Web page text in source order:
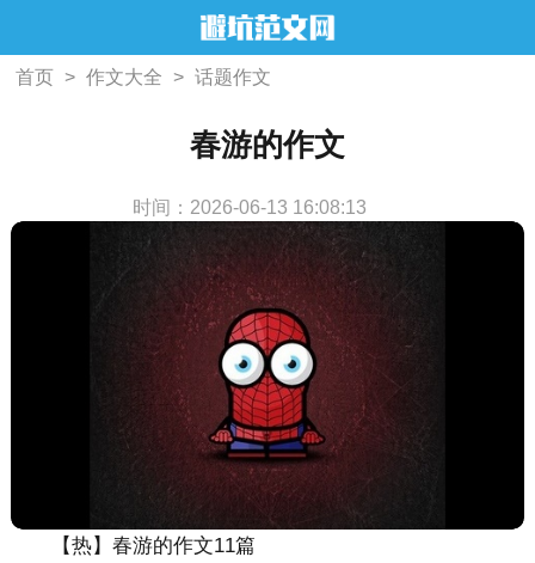
首页 > 作文大全 > 话题作文
春游的作文
时间：2026-06-13 16:08:13
【热】春游的作文11篇